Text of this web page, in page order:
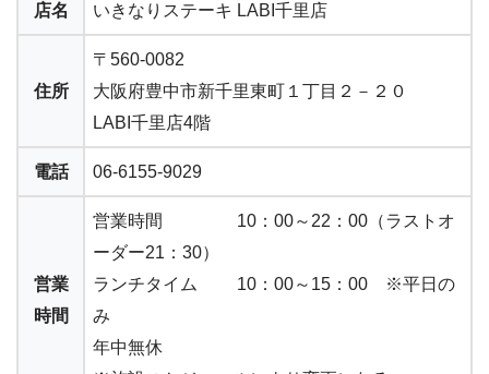
店名 いきなりステーキ LABI千里店
住所
〒560-0082
大阪府豊中市新千里東町１丁目２－２０
LABI千里店4階
電話 06-6155-9029
営業
時間
営業時間 10：00～22：00（ラストオ
ーダー21：30）
ランチタイム 10：00～15：00 ※平日の
み
年中無休